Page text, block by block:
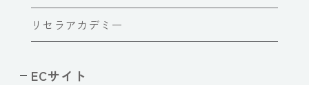
リセラアカデミー
ECサイト